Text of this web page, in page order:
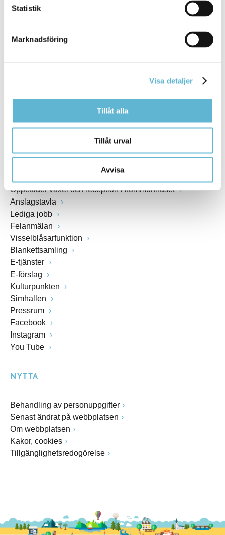
Statistik
Marknadsföring
Visa detaljer
Tillåt alla
Tillåt urval
Avvisa
Kommunhuset, Storgatan 48
Box 18, 295 21 Bromölla
Org.nr: 212000-0894
SNABBVAL
Öppettider växel och reception i kommunhuset
Anslagstavla
Lediga jobb
Felanmälan
Visselblåsarfunktion
Blankettsamling
E-tjänster
E-förslag
Kulturpunkten
Simhallen
Pressrum
Facebook
Instagram
You Tube
NYTTA
Behandling av personuppgifter
Senast ändrat på webbplatsen
Om webbplatsen
Kakor, cookies
Tillgänglighetsredogörelse